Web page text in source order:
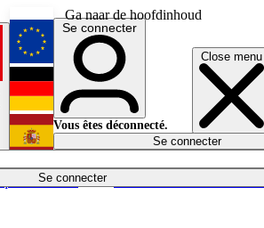
Ga naar de hoofdinhoud
Close menu
Se connecter
Économie
English
Deutsch
Español
Se connecter
Vous êtes déconnecté.
Se connecter